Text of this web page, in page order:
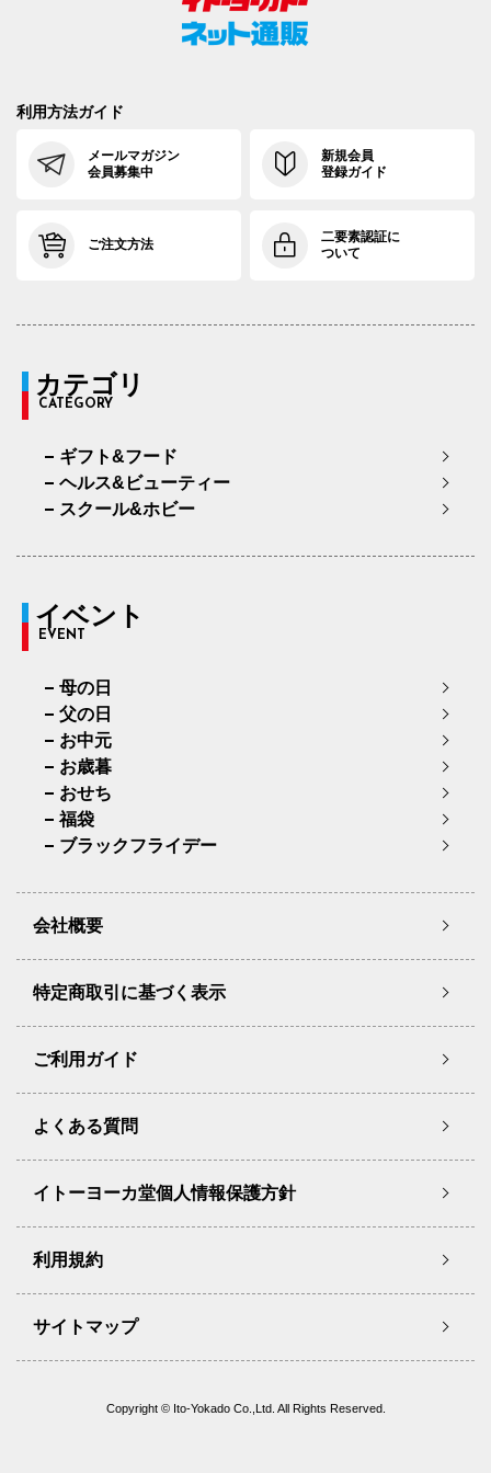
利用方法ガイド
メールマガジン
会員募集中
新規会員
登録ガイド
ご注文方法
二要素認証に
ついて
カテゴリ
CATEGORY
ギフト&フード
ヘルス&ビューティー
スクール&ホビー
イベント
EVENT
母の日
父の日
お中元
お歳暮
おせち
福袋
ブラックフライデー
会社概要
特定商取引に基づく表示
ご利用ガイド
よくある質問
イトーヨーカ堂個人情報保護方針
利用規約
サイトマップ
Copyright © Ito-Yokado Co.,Ltd. All Rights Reserved.